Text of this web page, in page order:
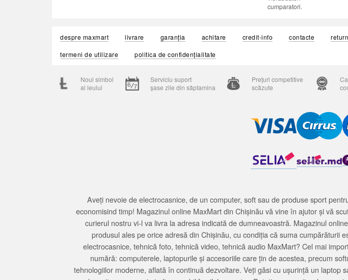
cumparatori.
despre maxmart livrare garanția achitare credit-info contacte
termeni de utilizare
politica de confidențialitate
Noul simbol
al leului
Serviciu suport
șase zile din săptamina
Prețuri competitive
scăzute
Aveți nevoie de electrocasnice, de un computer, soft sau de produse sport
economisind timp! Magazinul online MaxMart din Chișinău vă vine în ajutor și vă
curierul nostru vi-l va livra la adresa indicată de dumneavoastră. Magazinul
produsul ales pe orice adresă din Chișinău, cu condiția că suma cumpărăturii
electrocasnice, tehnică foto, tehnică video, tehnică audio MaxMart? Cel mai
numără: computerele, laptopurile și accesoriile care țin de acestea, precum
tehnologiilor moderne, aflată în continuă dezvoltare. Veți găsi cu ușurință un